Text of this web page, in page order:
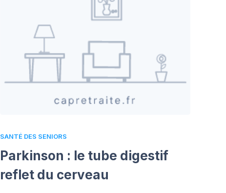
SANTÉ DES SENIORS
Parkinson : le tube digestif
reflet du cerveau